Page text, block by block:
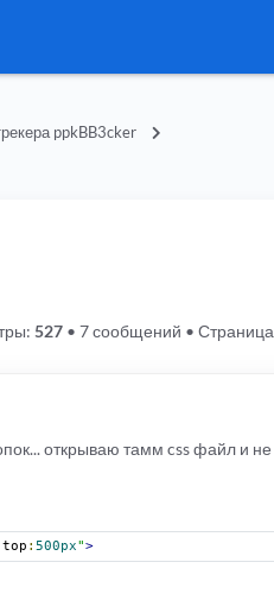
ppkBB3cker
7 сообщений • Страница
527 •
открываю тамм css файл и не
top : 500px">